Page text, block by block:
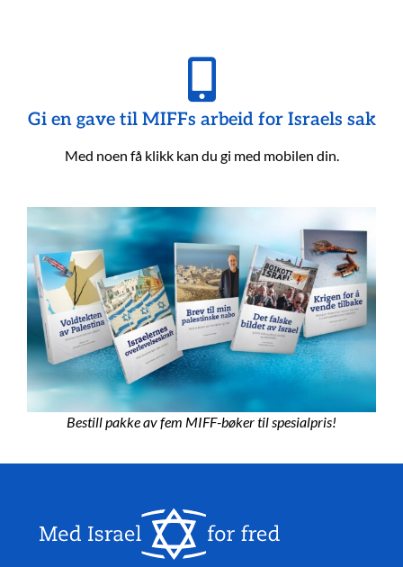
Gi en gave til MIFFs arbeid for Israels sak
Med noen få klikk kan du gi med mobilen din.
Bestill pakke av fem MIFF-bøker til spesialpris!